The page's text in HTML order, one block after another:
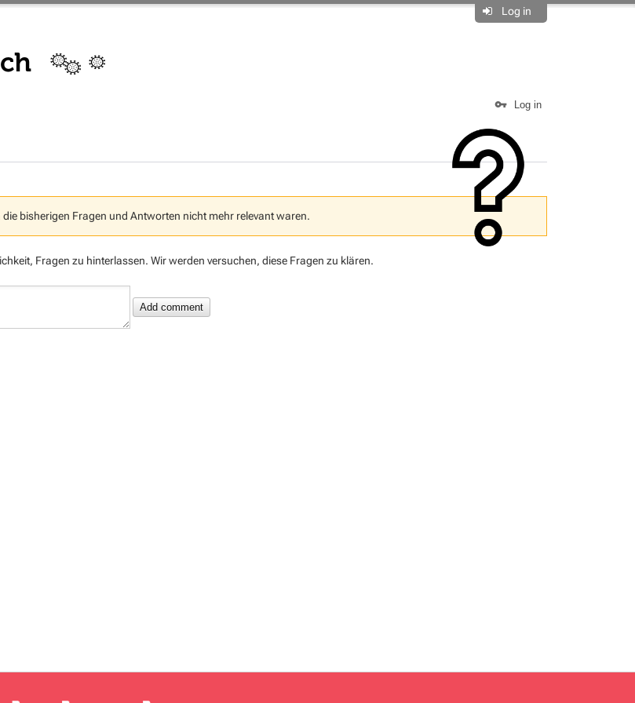
Log in
Log in
bisherigen Fragen und Antworten nicht mehr relevant waren.
Fragen zu hinterlassen. Wir werden versuchen, diese Fragen zu klären.